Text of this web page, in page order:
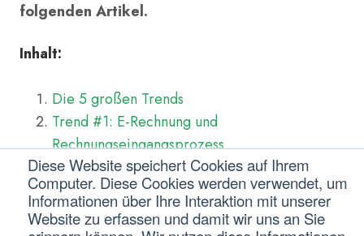
Diese Website speichert Cookies auf Ihrem
Computer. Diese Cookies werden verwendet, um
Informationen über Ihre Interaktion mit unserer
Website zu erfassen und damit wir uns an Sie
folgenden Artikel.
Inhalt:
Die 5 großen Trends
Trend #1: E-Rechnung und
Rechnungseingangsprozess
Trend #2: Zentrale Dokumentenverwaltung
Fazit: Auf die richtigen Trends setzen
FAQ's